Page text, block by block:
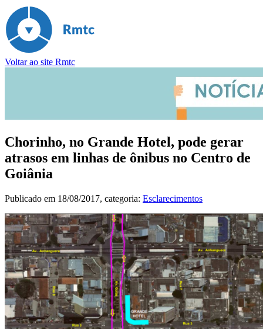
Voltar ao site Rmtc
Chorinho, no Grande Hotel, pode gerar
atrasos em linhas de ônibus no Centro de
Goiânia
Publicado em 18/08/2017, categoria: Esclarecimentos